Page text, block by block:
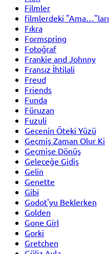
Filmler
filmlerdeki
Fıkra
Formspring
Fotoğraf
Frankie and Johnny
Fransız İhtilali
Freud
Friends
Funda
Füruzan
Fuzuli
Gecenin Öteki Yüzü
Geçmiş Zaman Olur Ki
Geçmişe Dönüş
Geleceğe Gidiş
Gelin
Genette
Gibi
Godot'yu Beklerken
Golden
Gone Girl
Gorki
Gretchen